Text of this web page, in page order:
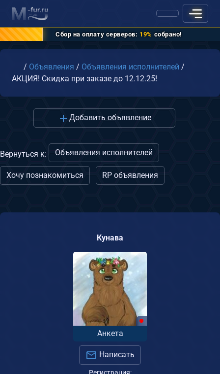
Сбор на оплату серверов: 19% собрано!
Главная
/ Объявления / Объявления исполнителей /
АКЦИЯ! Скидка при заказе до 12.12.25!
Добавить объявление
Вернуться к: Объявления исполнителей
Хочу познакомиться RP объявления
Кунава
Анкета
Написать
Регистрация: